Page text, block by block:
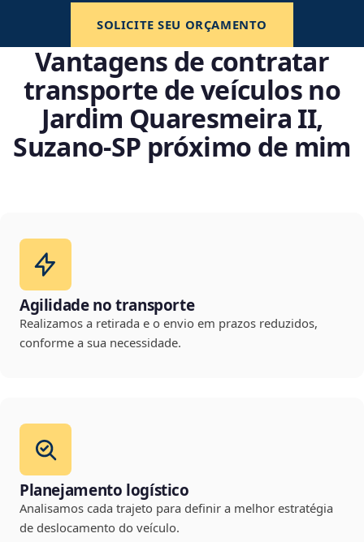
SOLICITE SEU ORÇAMENTO
Vantagens de contratar
transporte de veículos no
Jardim Quaresmeira II,
Suzano‑SP próximo de mim
Agilidade no transporte
Realizamos a retirada e o envio em prazos reduzidos,
conforme a sua necessidade.
Planejamento logístico
Analisamos cada trajeto para definir a melhor estratégia
de deslocamento do veículo.